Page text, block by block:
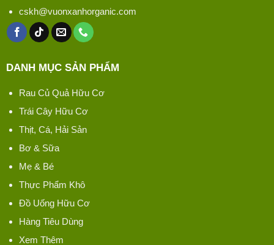
cskh@vuonxanhorganic.com
DANH MỤC SẢN PHẨM
Rau Củ Quả Hữu Cơ
Trái Cây Hữu Cơ
Thịt, Cá, Hải Sản
Bơ & Sữa
Mẹ & Bé
Thực Phẩm Khô
Đồ Uống Hữu Cơ
Hàng Tiêu Dùng
Xem Thêm